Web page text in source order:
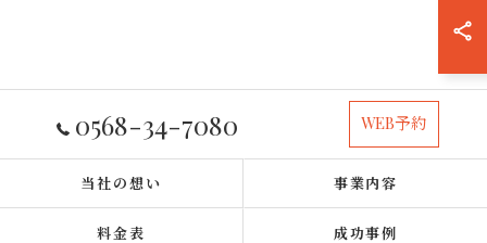
0568-34-7080 WEB予約
当社の想い 事業内容
料金表 成功事例